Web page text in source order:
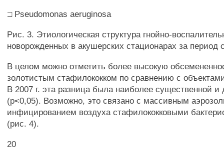
□ Pseudomonas aeruginosa
Рис. 3. Этиологическая структура гнойно-
новорожденных в акушерских стационарах за период
В целом можно отметить более высокую
золотистым стафилококком по сравнению с
В 2007 г. эта разница была наиболее существенной и
(р<0,05). Возможно, это связано с массивным
инфицированием воздуха стафилококковыми
(рис. 4).
20